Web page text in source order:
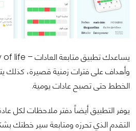
وأهداف على فترات زمنية قصيرة، كذلك
الخطط حتى تصبح عادات يومية.
يوفر التطبيق أيضاً دفتر ملاحظات لكل
التقدم الذي تحرزه ومتابعة سير خطتك